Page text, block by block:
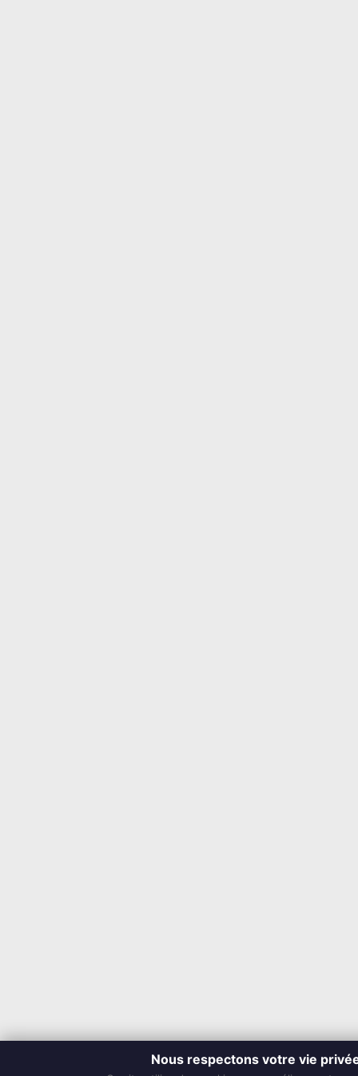
Nous respectons votre vie